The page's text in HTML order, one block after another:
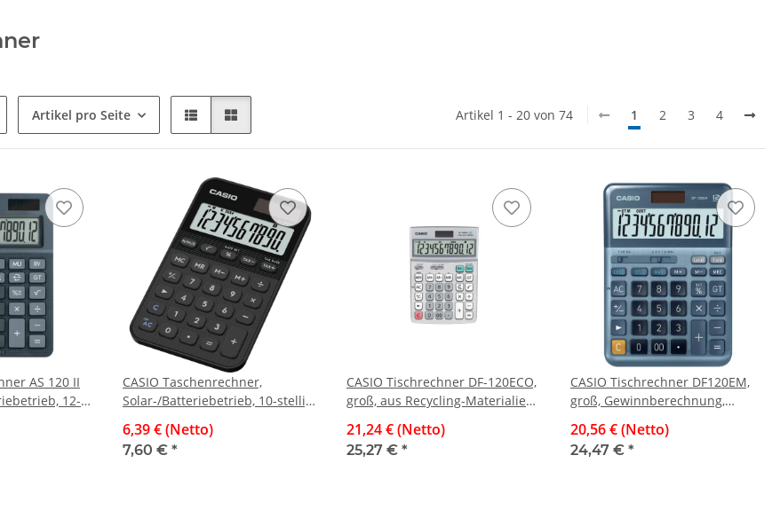
Artikel pro Seite Artikel 1 - 20 von 74 1 2 3 4
AS 120 II
12-
CASIO Taschenrechner,
Solar-/Batteriebetrieb, 10-stellig,
6,39 € (Netto)
7,60 € *
CASIO Tischrechner DF-120ECO,
groß, aus Recycling-Materialien
21,24 € (Netto)
25,27 € *
CASIO Tischrechner DF120EM,
groß, Gewinnberechnung,
stellig, edle Alumimium-Front
20,56 € (Netto)
24,47 € *